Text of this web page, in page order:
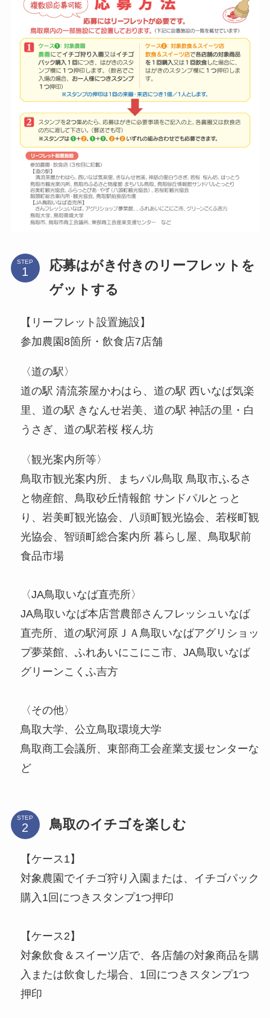
STEP
応募はがき付きのリーフレットを
ゲットする
【リーフレット設置施設】
参加農園8箇所・飲食店7店舗
〈道の駅〉
道の駅 清流茶屋かわはら、道の駅 西いなば気楽
里、道の駅 きなんせ岩美、道の駅 神話の里・白
うさぎ、道の駅若桜 桜ん坊
〈観光案内所等〉
鳥取市観光案内所、まちパル鳥取 鳥取市ふるさ
と物産館、鳥取砂丘情報館 サンドパルとっと
り、岩美町観光協会、八頭町観光協会、若桜町観
光協会、智頭町総合案内所 暮らし屋、鳥取駅前
食品市場
〈JA鳥取いなば直売所〉
JA鳥取いなば本店営農部さんフレッシュいなば
直売所、道の駅河原ＪＡ鳥取いなばアグリショッ
プ夢菜館、ふれあいにこにこ市、JA鳥取いなば
グリーンこくふ吉方
〈その他〉
鳥取大学、公立鳥取環境大学
鳥取商工会議所、東部商工会産業支援センターな
ど
STEP 鳥取のイチゴを楽しむ
【ケース1】
対象農園でイチゴ狩り入園または、イチゴパック
購入1回につきスタンプ1つ押印
【ケース2】
対象飲食＆スイーツ店で、各店舗の対象商品を購
入または飲食した場合、1回につきスタンプ1つ
押印